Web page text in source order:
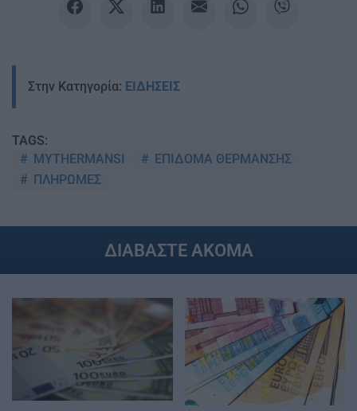
Στην Κατηγορία: ΕΙΔΗΣΕΙΣ
TAGS:
MYTHERMANSI
ΕΠΙΔΟΜΑ ΘΕΡΜΑΝΣΗΣ
ΠΛΗΡΩΜΕΣ
ΔΙΑΒΑΣΤΕ ΑΚΟΜΑ